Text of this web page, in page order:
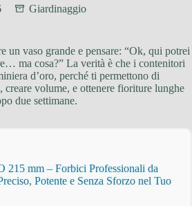
Giardinaggio
un vaso grande e pensare: “Ok, qui potrei
ma cosa?” La verità è che i contenitori
d’oro, perché ti permettono di
creare volume, e ottenere fioriture lunghe
due settimane.
mm – Forbici Professionali da
Potente e Senza Sforzo nel Tuo